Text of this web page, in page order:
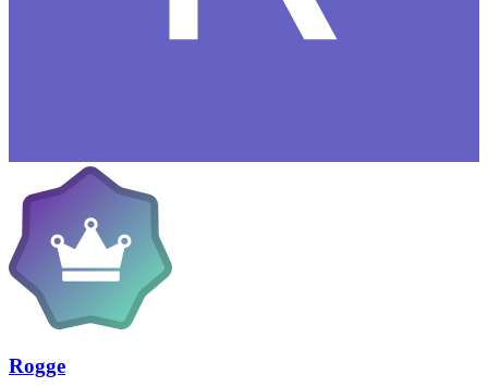
Rogge